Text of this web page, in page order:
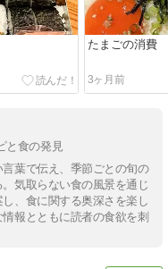
たまごの消費
3ヶ月前
と食の発見
葉で伝え、季節ごとの旬の
気取らない食の風景を通じ
、食に関する奥深さを楽し
報とともに読者の食欲を刺